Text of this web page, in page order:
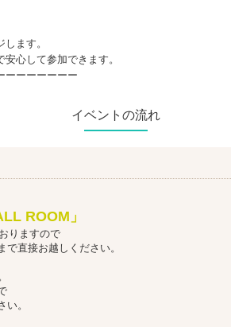
ます。
心して参加できます。
ーーーーーーー
イベントの流れ
ROOM」
りますので
直接お越しください。
。